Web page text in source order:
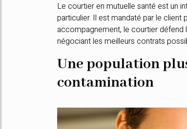
Le courtier en mutuelle santé est un
particulier. Il est mandaté par le
accompagnement, le courtier défend
négociant les meilleurs contrats
Une population
contamination